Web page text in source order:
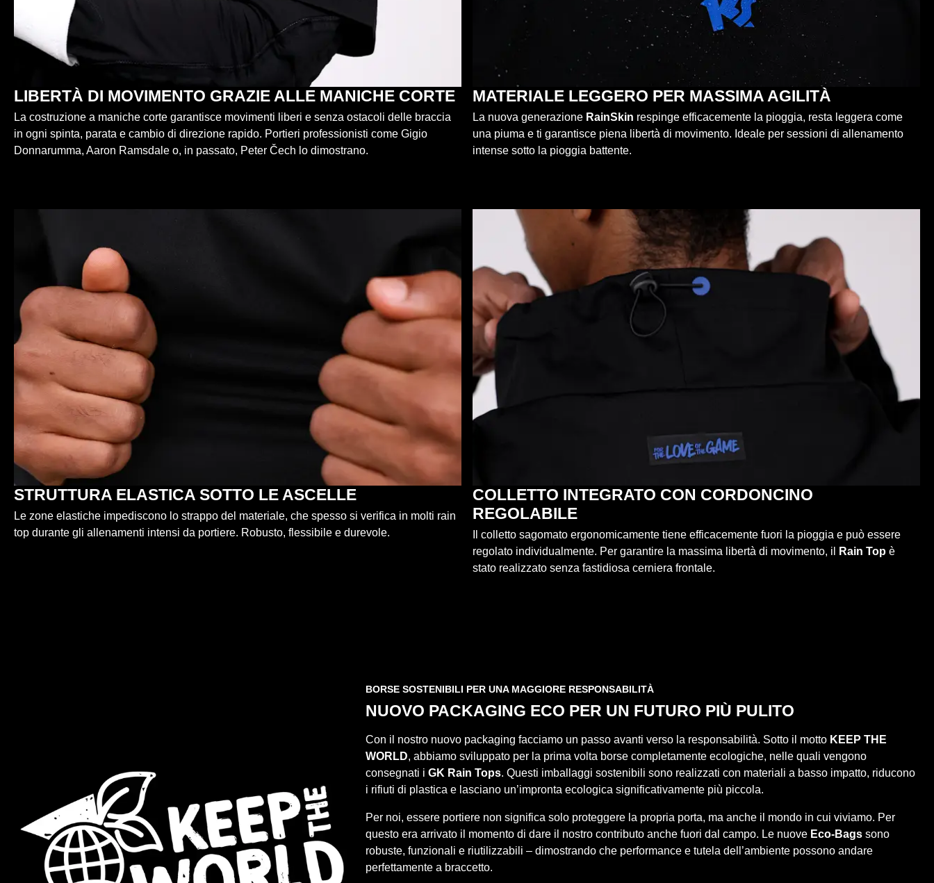
LIBERTÀ DI MOVIMENTO GRAZIE ALLE MANICHE CORTE
La costruzione a maniche corte garantisce movimenti liberi e senza ostacoli delle braccia
in ogni spinta, parata e cambio di direzione rapido. Portieri professionisti come Gigio
Donnarumma, Aaron Ramsdale o, in passato, Peter Čech lo dimostrano.
MATERIALE LEGGERO PER MASSIMA AGILITÀ
La nuova generazione RainSkin respinge efficacemente la pioggia, resta leggera come
una piuma e ti garantisce piena libertà di movimento. Ideale per sessioni di allenamento
intense sotto la pioggia battente.
STRUTTURA ELASTICA SOTTO LE ASCELLE
Le zone elastiche impediscono lo strappo del materiale, che spesso si verifica in molti rain
top durante gli allenamenti intensi da portiere. Robusto, flessibile e durevole.
COLLETTO INTEGRATO CON CORDONCINO
REGOLABILE
Il colletto sagomato ergonomicamente tiene efficacemente fuori la pioggia e può essere
regolato individualmente. Per garantire la massima libertà di movimento, il
Rain Top è
stato realizzato senza fastidiosa cerniera frontale.
BORSE SOSTENIBILI PER UNA MAGGIORE RESPONSABILITÀ
NUOVO PACKAGING ECO PER UN FUTURO PIÙ PULITO
Con il nostro nuovo packaging facciamo un passo avanti verso la responsabilità. Sotto il motto KEEP THE
WORLD, abbiamo sviluppato per la prima volta borse completamente ecologiche, nelle quali vengono
consegnati iGK Rain Tops. Questi imballaggi sostenibili sono realizzati con materiali a basso impatto, riducono
i rifiuti di plastica e lasciano un’impronta ecologica significativamente più piccola.
Per noi, essere portiere non significa solo proteggere la propria porta, ma anche il mondo in cui viviamo. Per
questo era arrivato il momento di dare il nostro contributo anche fuori dal campo. Le nuove Eco-Bags sono
robuste, funzionali e riutilizzabili – dimostrando che performance e tutela dell’ambiente possono andare
perfettamente a braccetto.